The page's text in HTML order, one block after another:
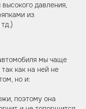
давления,
из
мы чаще
как на ней не
но и:
поэтому она